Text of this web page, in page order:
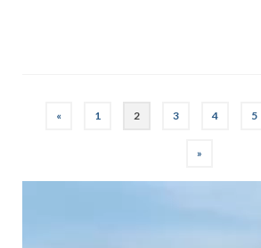
« 1 2 3 4 5
»